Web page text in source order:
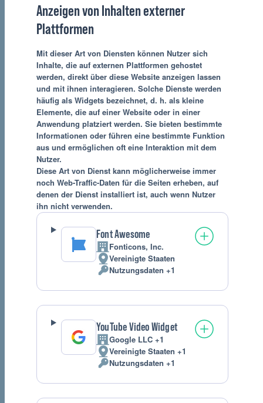
Anzeigen von Inhalten externer
Plattformen
Mit dieser Art von Diensten können Nutzer sich
Inhalte, die auf externen Plattformen gehostet
werden, direkt über diese Website anzeigen lassen
und mit ihnen interagieren. Solche Dienste werden
häufig als Widgets bezeichnet, d. h. als kleine
Elemente, die auf einer Website oder in einer
Anwendung platziert werden. Sie bieten bestimmte
Informationen oder führen eine bestimmte Funktion
aus und ermöglichen oft eine Interaktion mit dem
Nutzer.
Diese Art von Dienst kann möglicherweise immer
noch Web-Traffic-Daten für die Seiten erheben, auf
denen der Dienst installiert ist, auch wenn Nutzer
ihn nicht verwenden.
Font Awesome
Firma:Fonticons, Inc.
Verarbeitungsort:
Vereinigte Staaten
Verarbeitete
Nutzungsdaten +1
YouTube Video Widget
Firma:Google LLC +1
Verarbeitungsort:
Vereinigte Staaten +1
Verarbeitete
Nutzungsdaten +1